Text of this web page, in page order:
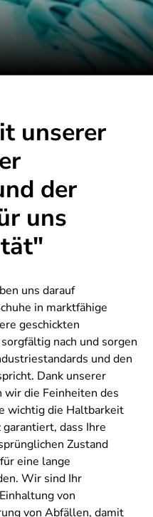
unserer
der
uns
uns darauf
in marktfähige
geschickten
nach und sorgen
und den
Dank unserer
wir die Feinheiten des
wichtig die Haltbarkeit
dass Ihre
Zustand
eine lange
Wir sind Ihr
von
von Abfällen, damit